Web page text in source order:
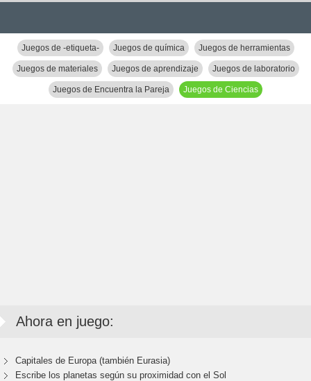
Juegos de -etiqueta- Juegos de química Juegos de herramientas
Juegos de materiales Juegos de aprendizaje Juegos de laboratorio
Juegos de Encuentra la Pareja Juegos de Ciencias
Ahora en juego:
Capitales de Europa (también Eurasia)
Escribe los planetas según su proximidad con el Sol